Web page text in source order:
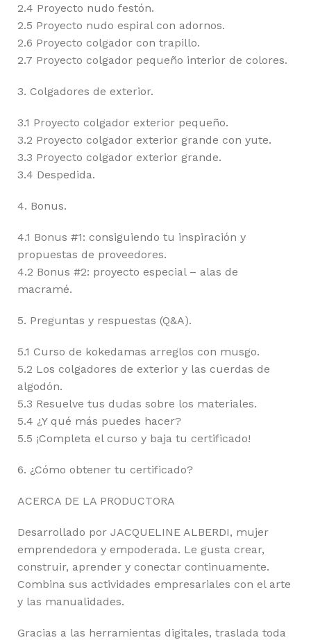
2.4 Proyecto nudo festón.
2.5 Proyecto nudo espiral con adornos.
2.6 Proyecto colgador con trapillo.
2.7 Proyecto colgador pequeño interior de colores.
3. Colgadores de exterior.
3.1 Proyecto colgador exterior pequeño.
3.2 Proyecto colgador exterior grande con yute.
3.3 Proyecto colgador exterior grande.
3.4 Despedida.
4. Bonus.
4.1 Bonus #1: consiguiendo tu inspiración y
propuestas de proveedores.
4.2 Bonus #2: proyecto especial – alas de
macramé.
5. Preguntas y respuestas (Q&A).
5.1 Curso de kokedamas arreglos con musgo.
5.2 Los colgadores de exterior y las cuerdas de
algodón.
5.3 Resuelve tus dudas sobre los materiales.
5.4 ¿Y qué más puedes hacer?
5.5 ¡Completa el curso y baja tu certificado!
6. ¿Cómo obtener tu certificado?
ACERCA DE LA PRODUCTORA
Desarrollado por JACQUELINE ALBERDI, mujer
emprendedora y empoderada. Le gusta crear,
construir, aprender y conectar continuamente.
Combina sus actividades empresariales con el arte
y las manualidades.
Gracias a las herramientas digitales, traslada toda